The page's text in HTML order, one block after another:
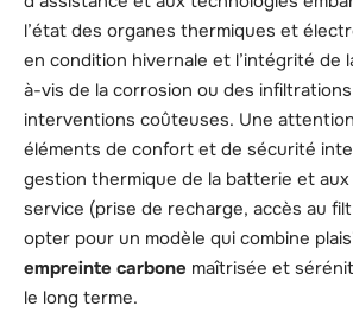
l’état des organes thermiques et
en condition hivernale et l’intégrité de
à-vis de la corrosion ou des
interventions coûteuses. Une
éléments de confort et de sécurité
gestion thermique de la batterie et
service (prise de recharge, accès au
opter pour un modèle qui combine
empreinte carbone maîtrisée et
le long terme.